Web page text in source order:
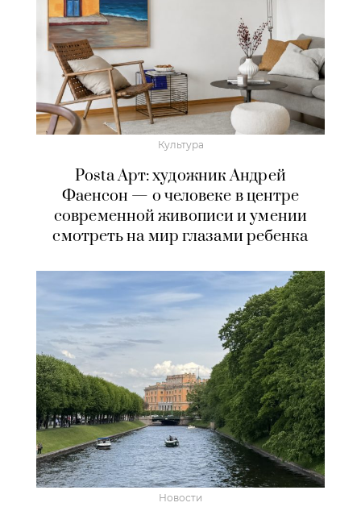
Культура
Posta Арт: художник Андрей
Фаенсон — о человеке в центре
современной живописи и умении
смотреть на мир глазами ребенка
Новости